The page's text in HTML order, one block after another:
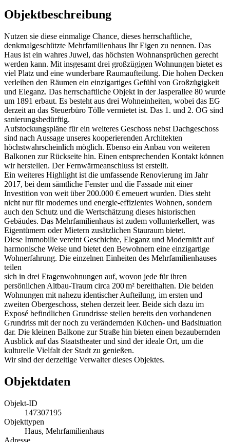
Objektbeschreibung
Nutzen sie diese einmalige Chance, dieses herrschaftliche,
denkmalgeschützte Mehrfamilienhaus Ihr Eigen zu nennen. Das
Haus ist ein wahres Juwel, das höchsten Wohnansprüchen gerecht
werden kann. Mit insgesamt drei großzügigen Wohnungen bietet es
viel Platz und eine wunderbare Raumaufteilung. Die hohen Decken
verleihen den Räumen ein einzigartiges Gefühl von Großzügigkeit
und Eleganz. Das herrschaftliche Objekt in der Jasperallee 80 wurde
um 1891 erbaut. Es besteht aus drei Wohneinheiten, wobei das EG
derzeit an das Steuerbüro Tölle vermietet ist. Das 1. und 2. OG sind
sanierungsbedürftig.
Aufstockungspläne für ein weiteres Geschoss nebst Dachgeschoss
sind nach Aussage unseres kooperierenden Architekten
höchstwahrscheinlich möglich. Ebenso ein Anbau von weiteren
Balkonen zur Rückseite hin. Einen entsprechenden Kontakt können
wir herstellen. Der Fernwärmeanschluss ist erstellt.
Ein weiteres Highlight ist die umfassende Renovierung im Jahr
2017, bei dem sämtliche Fenster und die Fassade mit einer
Investition von weit über 200.000 € erneuert wurden. Dies steht
nicht nur für modernes und energie-effizientes Wohnen, sondern
auch den Schutz und die Wertschätzung dieses historischen
Gebäudes. Das Mehrfamilienhaus ist zudem vollunterkellert, was
Eigentümern oder Mietern zusätzlichen Stauraum bietet.
Diese Immobilie vereint Geschichte, Eleganz und Modernität auf
harmonische Weise und bietet den Bewohnern eine einzigartige
Wohnerfahrung. Die einzelnen Einheiten des Mehrfamilienhauses
teilen
sich in drei Etagenwohnungen auf, wovon jede für ihren
persönlichen Altbau-Traum circa 200 m² bereithalten. Die beiden
Wohnungen mit nahezu identischer Aufteilung, im ersten und
zweiten Obergeschoss, stehen derzeit leer. Beide sich dazu im
Exposé befindlichen Grundrisse stellen bereits den vorhandenen
Grundriss mit der noch zu verändernden Küchen- und Badsituation
dar. Die kleinen Balkone zur Straße hin bieten einen bezaubernden
Ausblick auf das Staatstheater und sind der ideale Ort, um die
kulturelle Vielfalt der Stadt zu genießen.
Wir sind der derzeitige Verwalter dieses Objektes.
Objektdaten
Objekt-ID
147307195
Objekttypen
Haus, Mehrfamilienhaus
Adresse